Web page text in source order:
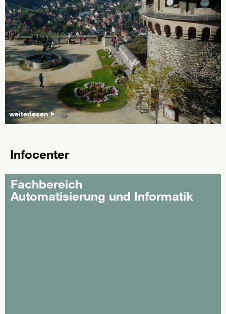
weiterlesen
Infocenter
Fachbereich
Automatisierung und Informatik